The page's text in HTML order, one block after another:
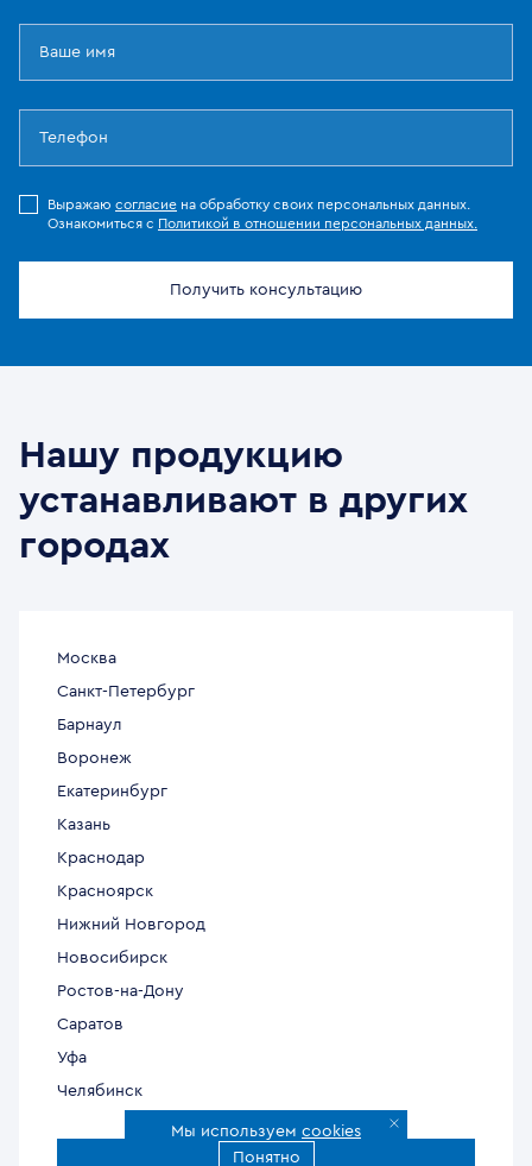
Выражаю согласие на обработку своих персональных данных.
Ознакомиться с Политикой в отношении персональных данных.
Получить консультацию
Нашу продукцию
устанавливают в других
городах
Москва
Санкт-Петербург
Барнаул
Воронеж
Екатеринбург
Казань
Краснодар
Красноярск
Нижний Новгород
Новосибирск
Ростов-на-Дону
Саратов
Уфа
Челябинск
Мы используем cookies
Понятно